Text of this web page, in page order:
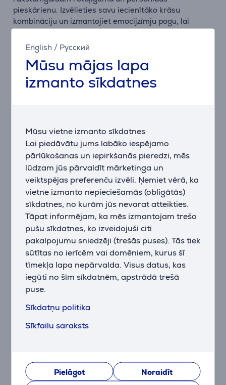
English / Русский
Mūsu mājas lapa
izmanto sīkdatnes
Mūsu vietne izmanto sīkdatnes
Lai piedāvātu jums labāko iespējamo
pārlūkošanas un iepirkšanās pieredzi, mēs
lūdzam jūs pārvaldīt mārketinga un
veiktspējas preferenču izvēli. Ņemiet vērā, ka
vietne izmanto nepieciešamās (obligātās)
sīkdatnes, no kurām jūs nevarat atteikties.
Tāpat informējam, ka mēs izmantojam trešo
pušu sīkdatnes, ko izveidojuši citi
pakalpojumu sniedzēji (trešās puses). Tās tiek
sūtītas no ierīcēm vai domēniem, kurus šī
tīmekļa lapa nepārvalda. Visus datus, kas
iegūti no šīm sīkdatnēm, apstrādā trešā
puse.
Sīkdatņu politika
Sīkfailu saraksts
Pielāgot
Noraidīt
pieskārienu. Izvēlieties savu iecienītāko krāsu
kombināciju un izmantojiet emocijzīmju pogu, lai
sarunām ātri pievienotu jautras ikonas vai piešķirtu to
citiem īsinājumtaustiņiem, kā piemēram, mikrofona
izslēgšanai vai ekrānuzņēmuma uzņemšanai.
Ērta pārnēsāšanai
vienmērīgu darbību pat uz mazām virsmām. Tā ir
kompakta un viegli ievietojams somā, lai to izmantotu
jebkurā vietā.
Ātra un precīza ritināšana
Ar viedo ritināšanas ritenīti POP Mouse automātiski
pārslēdzas starp ātru un precīzu ritināšanu, ļaujot
jums viegli pārvietoties garās lapās.
Nevainojama ierīču pārslēgšana
Savienojiet POP peli ar līdz trim ierīcēm, izmantojot
Bluetooth, un pārslēdzieties starp tām, nospiežot
vienu pogu. Izmantojiet lietotni Logi Options+, lai
pārsūtīšanu starp ierīcēm un operētājsistēmām.
laiku līdz 24 mēnešiem un automātiski pāriet miega
režīmā, lai taupītu enerģiju, kad to neizmanto.